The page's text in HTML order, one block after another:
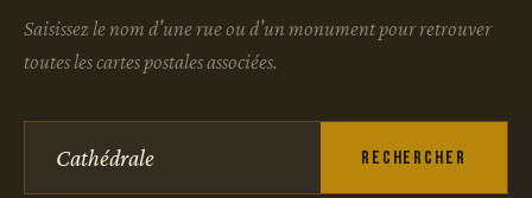
Saisissez le nom d'une rue ou d'un monument pour retrouver
toutes les cartes postales associées.
Rechercher